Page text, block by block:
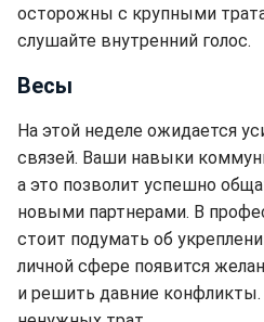
осторожны с крупными
слушайте внутренний голос.
Весы
На этой неделе ожидается
связей. Ваши навыки
а это позволит успешно
новыми партнерами. В
стоит подумать об
личной сфере появится
и решить давние